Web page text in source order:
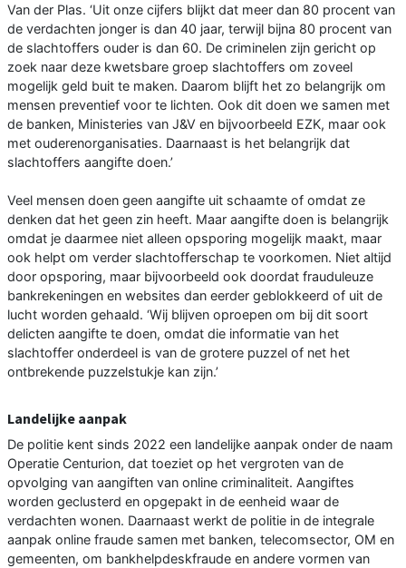
Van der Plas. ‘Uit onze cijfers blijkt dat meer dan 80 procent van
de verdachten jonger is dan 40 jaar, terwijl bijna 80 procent van
de slachtoffers ouder is dan 60. De criminelen zijn gericht op
zoek naar deze kwetsbare groep slachtoffers om zoveel
mogelijk geld buit te maken. Daarom blijft het zo belangrijk om
mensen preventief voor te lichten. Ook dit doen we samen met
de banken, Ministeries van J&V en bijvoorbeeld EZK, maar ook
met ouderenorganisaties. Daarnaast is het belangrijk dat
slachtoffers aangifte doen.’
Veel mensen doen geen aangifte uit schaamte of omdat ze
denken dat het geen zin heeft. Maar aangifte doen is belangrijk
omdat je daarmee niet alleen opsporing mogelijk maakt, maar
ook helpt om verder slachtofferschap te voorkomen. Niet altijd
door opsporing, maar bijvoorbeeld ook doordat frauduleuze
bankrekeningen en websites dan eerder geblokkeerd of uit de
lucht worden gehaald. ‘Wij blijven oproepen om bij dit soort
delicten aangifte te doen, omdat die informatie van het
slachtoffer onderdeel is van de grotere puzzel of net het
ontbrekende puzzelstukje kan zijn.’
Landelijke aanpak
De politie kent sinds 2022 een landelijke aanpak onder de naam
Operatie Centurion, dat toeziet op het vergroten van de
opvolging van aangiften van online criminaliteit. Aangiftes
worden geclusterd en opgepakt in de eenheid waar de
verdachten wonen. Daarnaast werkt de politie in de integrale
aanpak online fraude samen met banken, telecomsector, OM en
gemeenten, om bankhelpdeskfraude en andere vormen van